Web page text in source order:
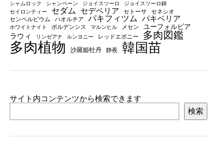
シャムロック シャンペーン ジョイスツーロ
ジョイスツーロ錦
セイロンティー
セダム セデベリア セトーサ
セネシオ
センペルビウム
ハオルチア パキフィツム パキベリア
ホワイトナイト ポルデンシス マルンヒル メセン
ユーフォルビア
ラウィ
リンゼアナ ルンヨニー レッドエボニー 多肉図鑑
多肉植物 沙羅姫牡丹 静夜 韓国苗
サイト内コンテンツから検索できます
検索